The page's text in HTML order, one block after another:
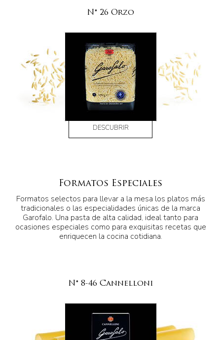
N° 26 Orzo
DESCUBRIR
Formatos Especiales
Formatos selectos para llevar a la mesa los platos más
tradicionales o las especialidades únicas de la marca
Garofalo. Una pasta de alta calidad, ideal tanto para
ocasiones especiales como para exquisitas recetas que
enriquecen la cocina cotidiana.
N° 8-46 Cannelloni